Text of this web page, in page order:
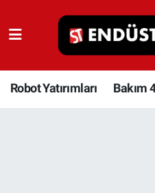
Robot Yatırımları Bakım
Robot Yatırımları
Bakım 4.0